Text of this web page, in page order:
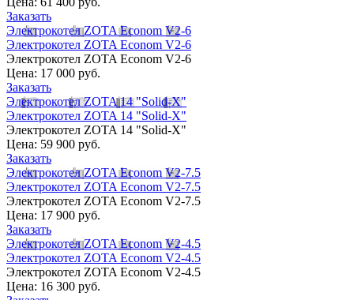
Заказать
Электрокотел ZOTA Econom V2-6
Электрокотел ZOTA Econom V2-6
Электрокотел ZOTA Econom V2-6
Цена: 17 000 руб.
Заказать
Электрокотел ZOTA 14 "Solid-X"
Электрокотел ZOTA 14 "Solid-X"
Электрокотел ZOTA 14 "Solid-X"
Цена: 59 900 руб.
Заказать
Электрокотел ZOTA Econom V2-7.5
Электрокотел ZOTA Econom V2-7.5
Электрокотел ZOTA Econom V2-7.5
Цена: 17 900 руб.
Заказать
Электрокотел ZOTA Econom V2-4.5
Электрокотел ZOTA Econom V2-4.5
Электрокотел ZOTA Econom V2-4.5
Цена: 16 300 руб.